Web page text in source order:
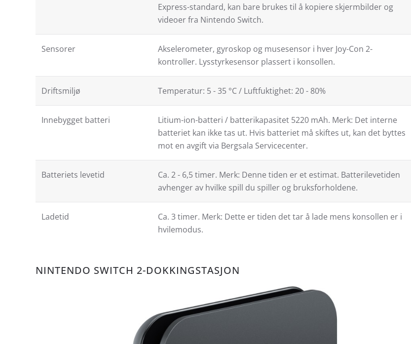
Express-standard, kan bare brukes til å kopiere skjermbilder og
videoer fra Nintendo Switch.
Sensorer
Akselerometer, gyroskop og musesensor i hver Joy-Con 2-
kontroller. Lysstyrkesensor plassert i konsollen.
Driftsmiljø Temperatur: 5 - 35 °C / Luftfuktighet: 20 - 80%
Innebygget batteri
Litium-ion-batteri / batterikapasitet 5220 mAh. Merk: Det interne
batteriet kan ikke tas ut. Hvis batteriet må skiftes ut, kan det byttes
mot en avgift via Bergsala Servicecenter.
Batteriets levetid
Ca. 2 - 6,5 timer. Merk: Denne tiden er et estimat. Batterilevetiden
avhenger av hvilke spill du spiller og bruksforholdene.
Ladetid
Ca. 3 timer. Merk: Dette er tiden det tar å lade mens konsollen er i
hvilemodus.
NINTENDO SWITCH 2-DOKKINGSTASJON